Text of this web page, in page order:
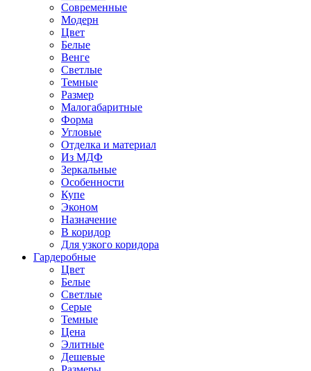
Современные
Модерн
Цвет
Белые
Венге
Светлые
Темные
Размер
Малогабаритные
Форма
Угловые
Отделка и материал
Из МДФ
Зеркальные
Особенности
Купе
Эконом
Назначение
В коридор
Для узкого коридора
Гардеробные
Цвет
Белые
Светлые
Серые
Темные
Цена
Элитные
Дешевые